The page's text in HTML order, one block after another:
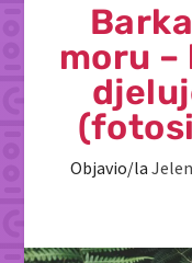
moru
Objavio/la